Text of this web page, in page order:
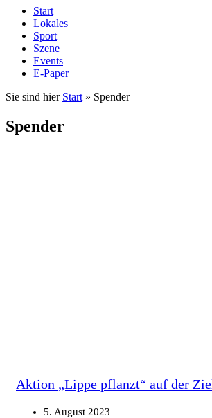
Start
Lokales
Sport
Szene
Events
E-Paper
Sie sind hier Start » Spender
Spender
Aktion „Lippe pflanzt“ auf der
5. August 2023